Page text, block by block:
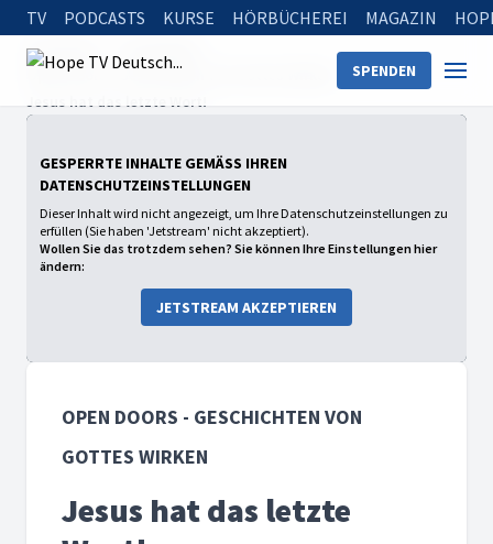
TV PODCASTS KURSE HÖRBÜCHEREI MAGAZIN
SPENDEN
Startseite
Open Doors - Geschichten von Gottes Wirken
Jesus hat das letzte Wort!
GESPERRTE INHALTE GEMÄSS IHREN D
ATENSCHUTZEINSTELLUNGEN
Dieser Inhalt wird nicht angezeigt, um Ihre Datenschutzeinstellungen zu
erfüllen (Sie haben 'Jetstream' nicht akzeptiert).
Wollen Sie das trotzdem sehen? Sie können Ihre Einstellungen hier
ändern:
JETSTREAM AKZEPTIEREN
OPEN DOORS - GESCHICHTEN VON
GOTTES WIRKEN
Jesus hat das letzte